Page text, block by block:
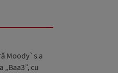
Moody`s a
cu